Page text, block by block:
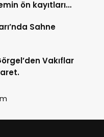
ön kayıtları
Sahne
Vakıflar